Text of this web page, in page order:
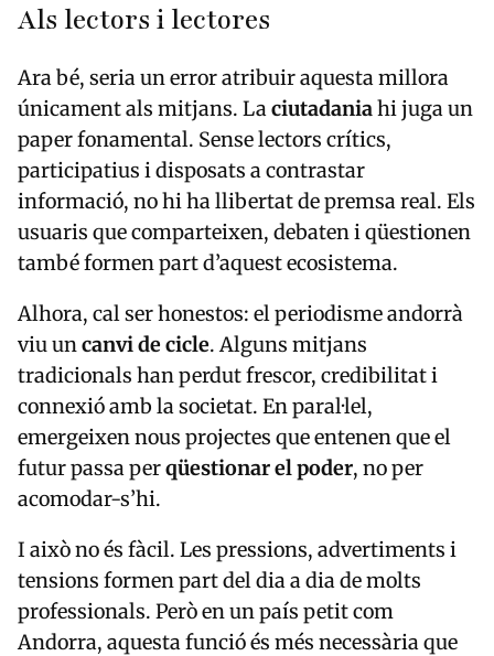
Als lectors i lectores
Ara bé, seria un error atribuir aquesta millora
únicament als mitjans. Laciutadaniahi juga un
paper fonamental. Sense lectors crítics,
participatius i disposats a contrastar
informació, no hi ha llibertat de premsa real. Els
usuaris que comparteixen, debaten i qüestionen
també formen part d’aquest ecosistema.
Alhora, cal ser honestos: el periodisme andorrà
viu uncanvi de cicle. Alguns mitjans
tradicionals han perdut frescor, credibilitat i
connexió amb la societat. En paral·lel,
emergeixen nous projectes que entenen que el
futur passa perqüestionar el poder, no per
acomodar-s’hi.
I això no és fàcil. Les pressions, advertiments i
tensions formen part del dia a dia de molts
professionals. Però en un país petit com
Andorra, aquesta funció és més necessària que